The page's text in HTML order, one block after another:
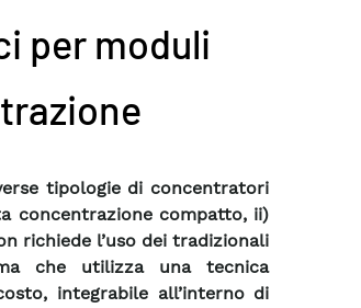
per moduli
tipologie di concentratori
concentrazione compatto, ii)
richiede l’uso dei tradizionali
che utilizza una tecnica
integrabile all’interno di